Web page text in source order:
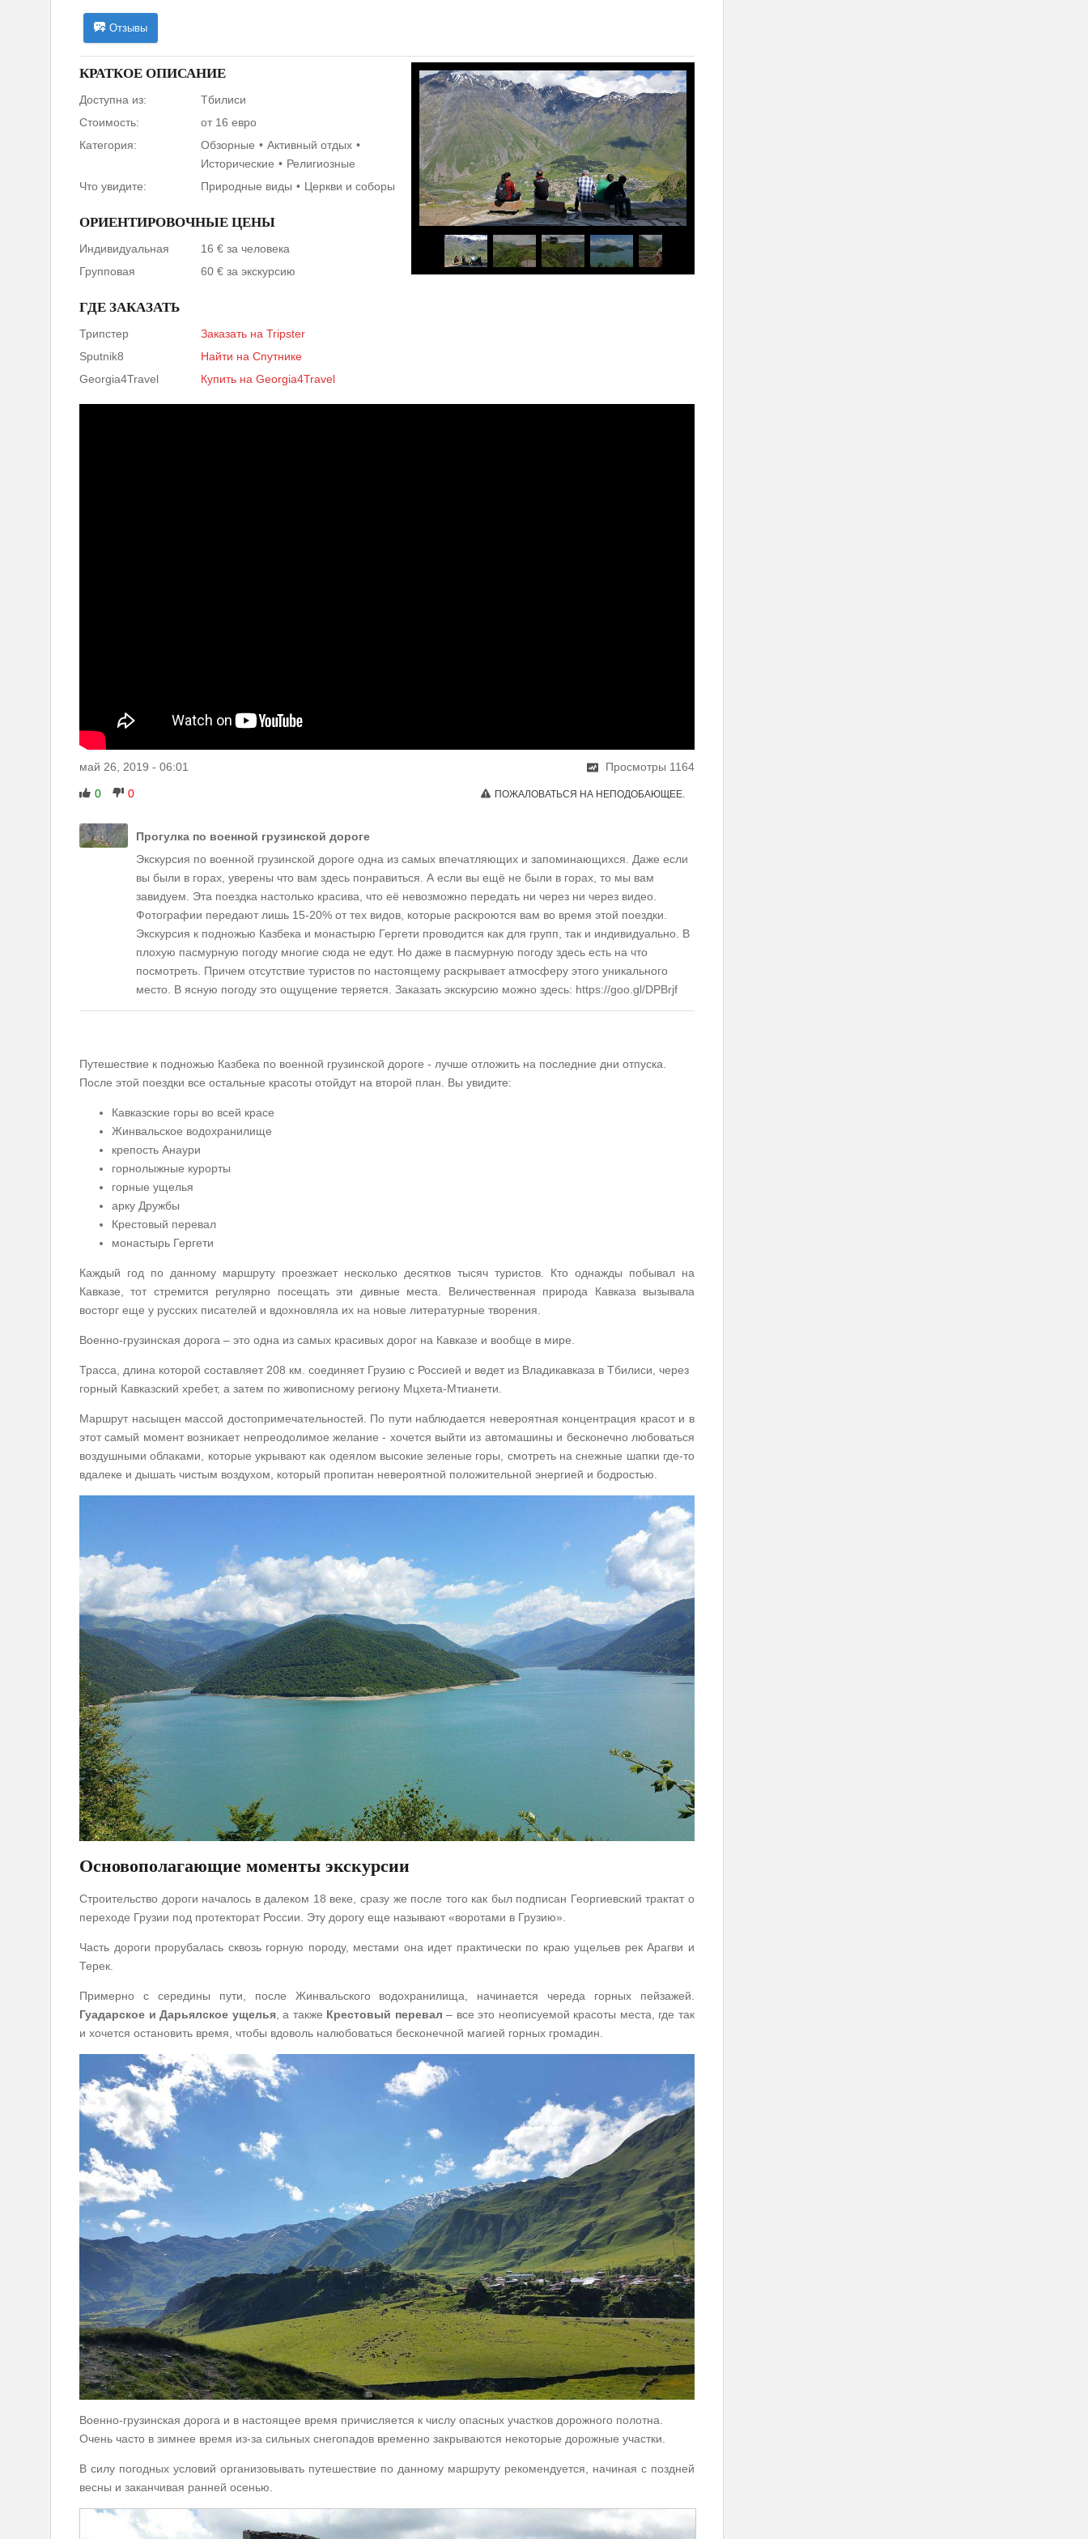
Отзывы
КРАТКОЕ ОПИСАНИЕ
Доступна из:
Тбилиси
Стоимость:
от 16 евро
Категория:
Обзорные
Активный отдых
Исторические
Религиозные
Что увидите:
Природные виды Церкви и соборы
ОРИЕНТИРОВОЧНЫЕ ЦЕНЫ
Индивидуальная
16 € за человека
Групповая
60 € за экскурсию
ГДЕ ЗАКАЗАТЬ
Трипстер
Заказать на Tripster
Sputnik8
Найти на Спутнике
Georgia4Travel
Купить на Georgia4Travel
Просмотры 1164
май 26, 2019 - 06:01
0 0 ПОЖАЛОВАТЬСЯ НА НЕПОДОБАЮЩЕЕ.
Прогулка по военной грузинской дороге
Экскурсия по военной грузинской дороге одна из самых впечатляющих и запоминающихся. Даже если
вы были в горах, уверены что вам здесь понравиться. А если вы ещё не были в горах, то мы вам
завидуем. Эта поездка настолько красива, что её невозможно передать ни через ни через видео.
Фотографии передают лишь 15-20% от тех видов, которые раскроются вам во время этой поездки.
Экскурсия к подножью Казбека и монастырю Гергети проводится как для групп, так и индивидуально. В
плохую пасмурную погоду многие сюда не едут. Но даже в пасмурную погоду здесь есть на что
посмотреть. Причем отсутствие туристов по настоящему раскрывает атмосферу этого уникального
место. В ясную погоду это ощущение теряется. Заказать экскурсию можно здесь: https://goo.gl/DPBrjf
Путешествие к подножью Казбека по военной грузинской дороге - лучше отложить на последние дни отпуска.
После этой поездки все остальные красоты отойдут на второй план. Вы увидите:
Кавказские горы во всей красе
Жинвальское водохранилище
крепость Анаури
горнолыжные курорты
горные ущелья
арку Дружбы
Крестовый перевал
монастырь Гергети
Каждый год по данному маршруту проезжает несколько десятков тысяч туристов. Кто однажды побывал на
Кавказе, тот стремится регулярно посещать эти дивные места. Величественная природа Кавказа вызывала
восторг еще у русских писателей и вдохновляла их на новые литературные творения.
Военно-грузинская дорога – это одна из самых красивых дорог на Кавказе и вообще в мире.
Трасса, длина которой составляет 208 км. соединяет Грузию с Россией и ведет из Владикавказа в Тбилиси, через
горный Кавказский хребет, а затем по живописному региону Мцхета-Мтианети.
Маршрут насыщен массой достопримечательностей. По пути наблюдается невероятная концентрация красот и в
этот самый момент возникает непреодолимое желание - хочется выйти из автомашины и бесконечно любоваться
воздушными облаками, которые укрывают как одеялом высокие зеленые горы, смотреть на снежные шапки где-то
вдалеке и дышать чистым воздухом, который пропитан невероятной положительной энергией и бодростью.
Основополагающие моменты экскурсии
Строительство дороги началось в далеком 18 веке, сразу же после того как был подписан Георгиевский трактат о
переходе Грузии под протекторат России. Эту дорогу еще называют «воротами в Грузию».
Часть дороги прорубалась сквозь горную породу, местами она идет практически по краю ущельев рек Арагви и
Терек.
Примерно с середины пути, после Жинвальского водохранилища, начинается череда горных пейзажей.
Гуадарское и Дарьялское ущелья, а также Крестовый перевал – все это неописуемой красоты места, где так
и хочется остановить время, чтобы вдоволь налюбоваться бесконечной магией горных громадин.
Военно-грузинская дорога и в настоящее время причисляется к числу опасных участков дорожного полотна.
Очень часто в зимнее время из-за сильных снегопадов временно закрываются некоторые дорожные участки.
В силу погодных условий организовывать путешествие по данному маршруту рекомендуется, начиная с поздней
весны и заканчивая ранней осенью.